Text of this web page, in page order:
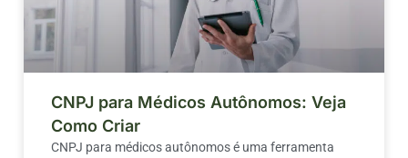
CNPJ para Médicos Autônomos: Veja
Como Criar
CNPJ para médicos autônomos é uma ferramenta